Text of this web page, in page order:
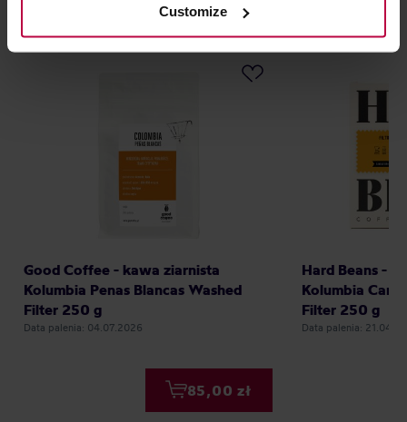
activities of the controller and authorized entities. More
information about cookies and the personal data
Customize
Może Cię zainteresować
Good Coffee - kawa ziarnista
Kolumbia Penas Blancas Washed
Filter 250 g
Data palenia: 04.07.2026
85,00 zł
Hard Beans -
Kolumbia
Filter 250 g
Data palenia: